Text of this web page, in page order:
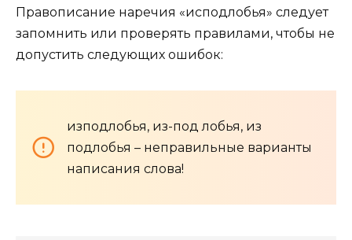
Правописание наречия «исподлобья» следует
запомнить или проверять правилами, чтобы не
допустить следующих ошибок:
изподлобья, из-под лобья, из
подлобья – неправильные варианты
написания слова!